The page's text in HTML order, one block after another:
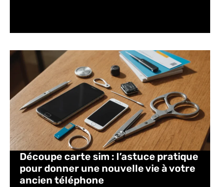
Découpe carte sim : l’astuce pratique
pour donner une nouvelle vie à votre
ancien téléphone